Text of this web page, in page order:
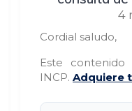
4
Cordial saludo,
Este contenido
INCP. Adquiere